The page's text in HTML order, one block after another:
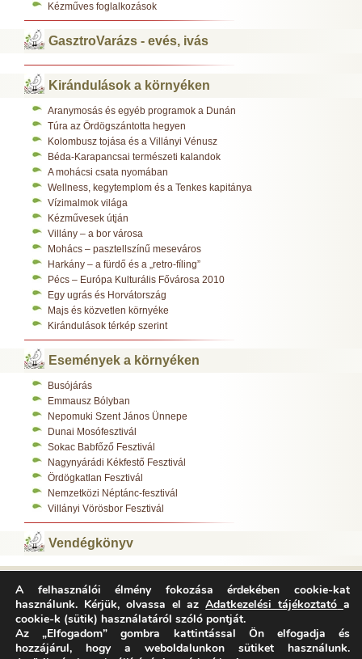
Kézműves foglalkozások
GasztroVarázs - evés, ivás
Kirándulások a környéken
Aranymosás és egyéb programok a Dunán
Túra az Ördögszántotta hegyen
Kolombusz tojása és a Villányi Vénusz
Béda-Karapancsai természeti kalandok
A mohácsi csata nyomában
Wellness, kegytemplom és a Tenkes kapitánya
Vízimalmok világa
Kézművesek útján
Villány – a bor városa
Mohács – pasztellszínű meseváros
Harkány – a fürdő és a „retro-fíling”
Pécs – Európa Kulturális Fővárosa 2010
Egy ugrás és Horvátország
Majs és közvetlen környéke
Kirándulások térkép szerint
Események a környéken
Busójárás
Emmausz Bólyban
Nepomuki Szent János Ünnepe
Dunai Mosófesztivál
Sokac Babfőző Fesztivál
Nagynyárádi Kékfestő Fesztivál
Ördögkatlan Fesztivál
Nemzetközi Néptánc-fesztivál
Villányi Vörösbor Fesztivál
Vendégkönyv
Varázsfészek Vendégház 7783 Majs, Kossuth L. u. 308.
Tel.:
+36-70/312-0485
E-mail:
Copyright © Varázsfészek Vendégház Minden jog fenntartva.
Adatvédelem
Impresszum Archívum
A felhasználói élmény fokozása érdekében cookie-kat
használunk. Kérjük, olvassa el azAdatkezelési tájékoztató a
cookie-k (sütik) használatáról szóló pontját.
Az „Elfogadom” gombra kattintással Ön elfogadja és
hozzájárul, hogy a weboldalunkon sütiket használunk.